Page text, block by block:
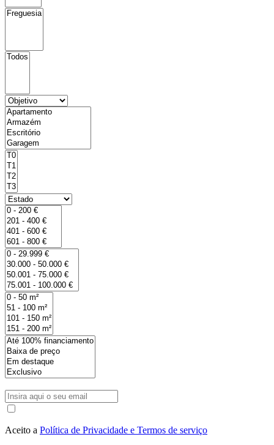
Aceito a Política de Privacidade e Termos de serviço